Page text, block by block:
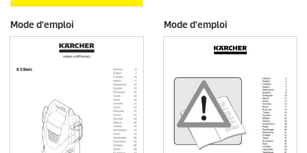
Mode d'emploi Mode d'emploi